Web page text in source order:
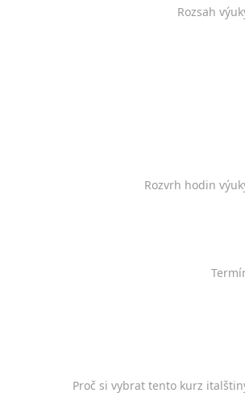
Rozsah
Rozvrh hodin
Proč si vybrat tento kurz